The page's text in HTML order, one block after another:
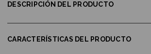
DESCRIPCIÓN DEL PRODUCTO
CARACTERÍSTICAS DEL PRODUCTO